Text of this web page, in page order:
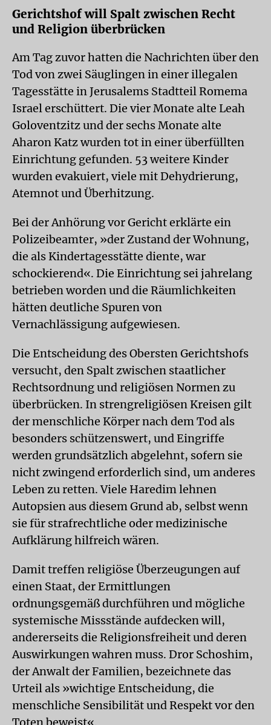
Gerichtshof will Spalt zwischen Recht
und Religion überbrücken
Am Tag zuvor hatten die Nachrichten über den
Tod von zwei Säuglingen in einer illegalen
Tagesstätte in Jerusalems Stadtteil Romema
Israel erschüttert. Die vier Monate alte Leah
Goloventzitz und der sechs Monate alte
Aharon Katz wurden tot in einer überfüllten
Einrichtung gefunden. 53 weitere Kinder
wurden evakuiert, viele mit Dehydrierung,
Atemnot und Überhitzung.
Bei der Anhörung vor Gericht erklärte ein
Polizeibeamter, »der Zustand der Wohnung,
die als Kindertagesstätte diente, war
schockierend«. Die Einrichtung sei jahrelang
betrieben worden und die Räumlichkeiten
hätten deutliche Spuren von
Vernachlässigung aufgewiesen.
Die Entscheidung des Obersten Gerichtshofs
versucht, den Spalt zwischen staatlicher
Rechtsordnung und religiösen Normen zu
überbrücken. In strengreligiösen Kreisen gilt
der menschliche Körper nach dem Tod als
besonders schützenswert, und Eingriffe
werden grundsätzlich abgelehnt, sofern sie
nicht zwingend erforderlich sind, um anderes
Leben zu retten. Viele Haredim lehnen
Autopsien aus diesem Grund ab, selbst wenn
sie für strafrechtliche oder medizinische
Aufklärung hilfreich wären.
Damit treffen religiöse Überzeugungen auf
einen Staat, der Ermittlungen
ordnungsgemäß durchführen und mögliche
systemische Missstände aufdecken will,
andererseits die Religionsfreiheit und deren
Auswirkungen wahren muss. Dror Schoshim,
der Anwalt der Familien, bezeichnete das
Urteil als »wichtige Entscheidung, die
menschliche Sensibilität und Respekt vor den